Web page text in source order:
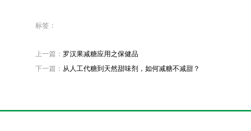
标签：
上一篇： 罗汉果减糖应用之保健品
下一篇： 从人工代糖到天然甜味剂，如何减糖不减甜？